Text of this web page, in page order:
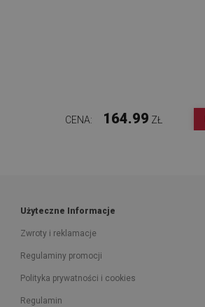
CENA: 164.99 ZŁ
Użyteczne Informacje
Zwroty i reklamacje
Regulaminy promocji
Polityka prywatności i cookies
Regulamin